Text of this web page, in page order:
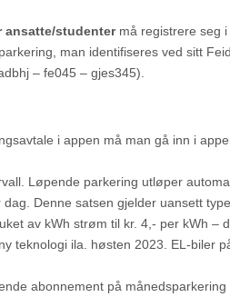
ansatte/studentermå registrere seg i
man identifiseres ved sitt
– fe045 – gjes345).
i appen må man gå inn i
Løpende parkering utløper
Denne satsen gjelder uansett
av kWh strøm til kr. 4,- per kWh –
teknologi ila. høsten 2023. EL-biler
abonnement på